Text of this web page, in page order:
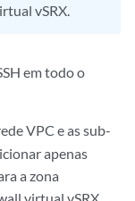
vSRX.
em todo o
VPC e as sub-
apenas
a zona